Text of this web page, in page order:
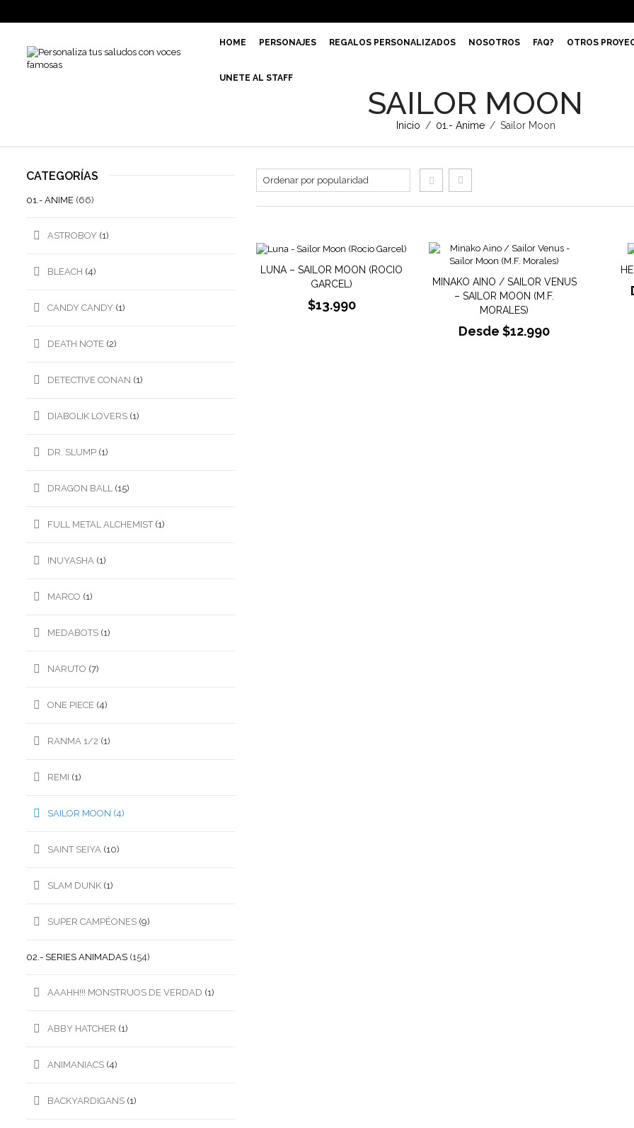
HOME PERSONAJES REGALOS PERSONALIZADOS NOSOTROS FAQ? OTROS
UNETE AL STAFF
SAILOR MOON
Inicio / 01.- Anime / Sailor Moon
LUNA – SAILOR MOON (ROCIO
GARCEL)
$13.990
MINAKO AINO / SAILOR VENUS
– SAILOR MOON (M.F.
MORALES)
Desde$12.990
CATEGORÍAS
01.- ANIME (66)
ASTROBOY (1)
BLEACH (4)
CANDY CANDY (1)
DEATH NOTE (2)
DETECTIVE CONAN (1)
DIABOLIK LOVERS (1)
DR. SLUMP (1)
DRAGON BALL (15)
FULL METAL ALCHEMIST (1)
INUYASHA (1)
MARCO (1)
MEDABOTS (1)
NARUTO (7)
ONE PIECE (4)
RANMA 1/2 (1)
REMI (1)
SAILOR MOON (4)
SAINT SEIYA (10)
SLAM DUNK (1)
SUPER CAMPÉONES (9)
02.- SERIES ANIMADAS (154)
AAAHH!!! MONSTRUOS DE VERDAD (1)
ABBY HATCHER (1)
ANIMANIACS (4)
BACKYARDIGANS (1)